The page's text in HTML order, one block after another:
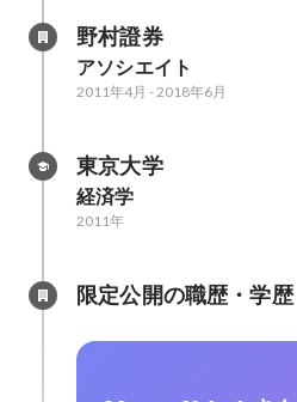
野村證券
アソシエイト
2011年4月 - 2018年6月
東京大学
経済学
2011年
限定公開の職歴・学歴